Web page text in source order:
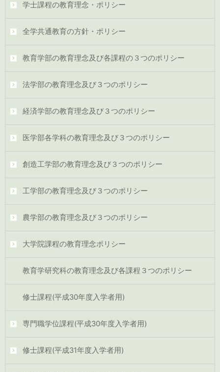
学士課程の教育理念・ポリシー
全学共通教育の方針・ポリシー
教育学部の教育理念及び各課程の３つのポリシー
法学部の教育理念及び３つのポリシー
経済学部の教育理念及び３つのポリシー
医学部各学科の教育理念及び３つのポリシー
創造工学部の教育理念及び３つのポリシー
工学部の教育理念及び３つのポリシー
農学部の教育理念及び３つのポリシー
大学院課程の教育理念ポリシー
教育学研究科の教育理念及び各課程３つのポリシー
修士課程(平成30年度入学者用)
専門職学位課程(平成30年度入学者用)
修士課程(平成31年度入学者用)